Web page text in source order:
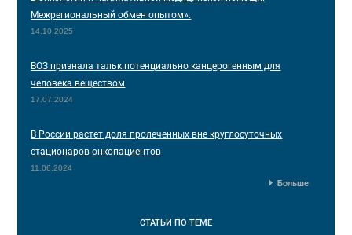
Межрегиональный обмен опытом».
14.10.2025
ВОЗ признала тальк потенциально канцерогенным для
человека веществом
17.07.2024
В России растет доля пролеченных вне круглосуточных
стационаров онкопациентов
11.06.2024
Больше
СТАТЬИ ПО ТЕМЕ